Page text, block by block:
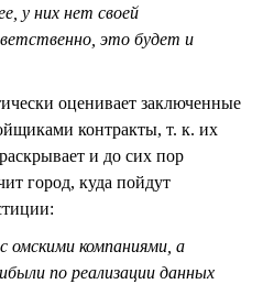
у них нет своей
это будет и
оценивает заключенные
контракты, т. к. их
и до сих пор
город, куда пойдут
компаниями, а
по реализации данных